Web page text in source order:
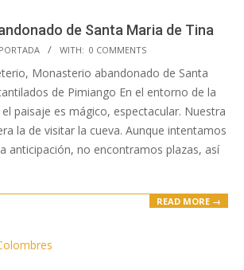
de Santa Maria de Tina
PORTADA WITH: 0 COMMENTS
Monasterio abandonado de Santa
de Pimiango En el entorno de la
el paisaje es mágico, espectacular. Nuestra
la de visitar la cueva. Aunque intentamos
anticipación, no encontramos plazas, así
READ MORE →